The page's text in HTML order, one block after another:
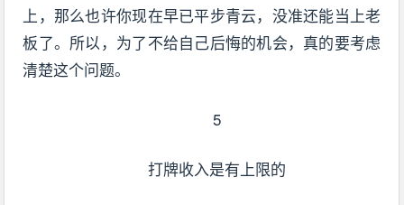
上，那么也许你现在早已平步青云，没准还能当上老
板了。所以，为了不给自己后悔的机会，真的要考虑
清楚这个问题。
5
打牌收入是有上限的